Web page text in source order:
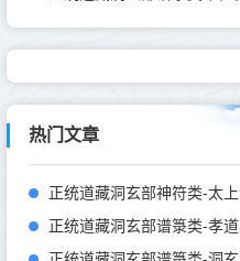
热门文章